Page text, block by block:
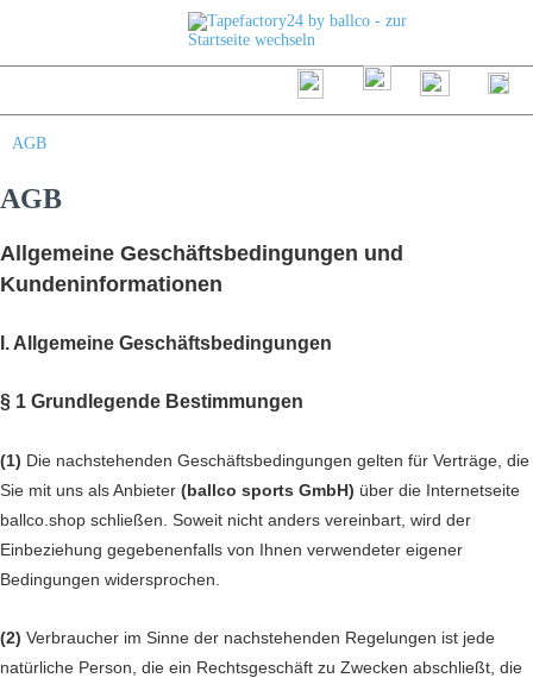
AGB
AGB
Allgemeine Geschäftsbedingungen und
Kundeninformationen
I. Allgemeine Geschäftsbedingungen
§ 1 Grundlegende Bestimmungen
(1) Die nachstehenden Geschäftsbedingungen gelten für Verträge, die
Sie mit uns als Anbieter (ballco sports GmbH) über die Internetseite
ballco.shop schließen. Soweit nicht anders vereinbart, wird der
Einbeziehung gegebenenfalls von Ihnen verwendeter eigener
Bedingungen widersprochen.
(2) Verbraucher im Sinne der nachstehenden Regelungen ist jede
natürliche Person, die ein Rechtsgeschäft zu Zwecken abschließt, die